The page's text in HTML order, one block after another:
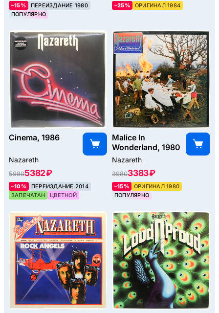
–15%
ПЕРЕИЗДАНИЕ 1980
ПОПУЛЯРНО
–25% ОРИГИНАЛ 1984
Cinema, 1986
Nazareth
59805382 ₽
–10%
ПЕРЕИЗДАНИЕ 2014
ЗАПЕЧАТАН
ЦВЕТНОЙ
Malice In
Wonderland, 1980
Nazareth
39803383 ₽
–15%
ОРИГИНАЛ 1980
ПОПУЛЯРНО